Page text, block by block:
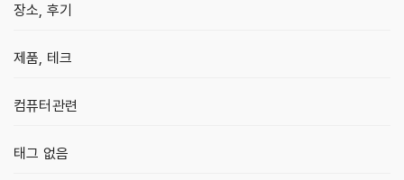
장소, 후기
제품, 테크
컴퓨터관련
태그 없음